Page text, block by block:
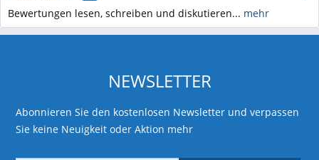
Bewertungen lesen, schreiben und diskutieren... mehr
NEWSLETTER
Abonnieren Sie den kostenlosen Newsletter und verpassen
Sie keine Neuigkeit oder Aktion mehr